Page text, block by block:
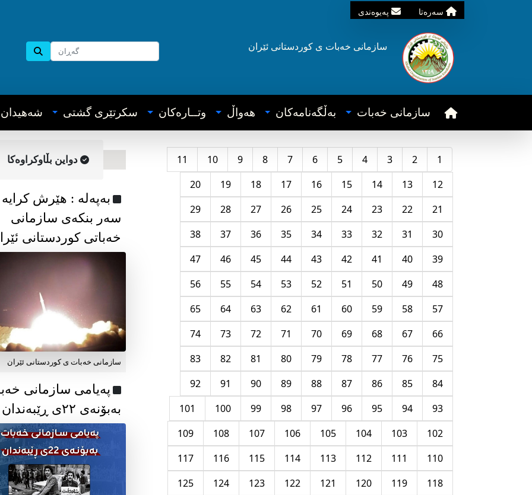
سه‌ره‌تا په‌یوه‌ندی
سازمانی خه‌بات ی کوردستانی ئێران
سازمانی خه‌بات به‌ڵگه‌نامه‌کان هه‌واڵ وتــاره‌کان سکرتێری گشتی شه‌هیدان
1
2
3
4
5
6
7
8
9
10
11
12
13
14
15
16
17
18
19
20
21
22
23
24
25
26
27
28
29
30
31
32
33
34
35
36
37
38
39
40
41
42
43
44
45
46
47
48
49
50
51
52
53
54
55
56
57
58
59
60
61
62
63
64
65
66
67
68
69
70
71
72
73
74
75
76
77
78
79
80
81
82
83
84
85
86
87
88
89
90
91
92
93
94
95
96
97
98
99
100
101
102
103
104
105
106
107
108
109
110
111
112
113
114
115
116
117
118
119
120
121
122
123
124
125
دواین بڵاوکراوه‌کا
به‌په‌له‌ : هێرش کرایە
سەر بنکەی سازمانی
خەباتی کوردستانی
سازمانی خەبات ی کوردستانی ئێران
پەیامی سازمانی
بەبۆنەی ۲۲ی ڕێبەندان